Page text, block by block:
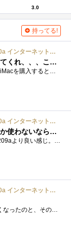
3.0
持ってる!
HP Photosmart Wireless B110a インターネット直接接続・無線対応・黒顔料・4色独立インク A4インクジェット複合機 CN248C#ABJ
そこのホースと針金を取ってくれ、、、これで次の街まで行けるだろ
2011年頃 AppleのサイトからiMacを購入すると、この複合機がタダ同然で手に入ったんです そのままつい昨日まで動いていました。 無線接続が怪し...
HP Photosmart Wireless B110a インターネット直接接続・無線対応・黒顔料・4色独立インク A4インクジェット複合機 CN248C#ABJ
圧倒的なコスパ。たまにしか使わないならこれで十分
HP Photosmart Wireless B110a インターネット直接接続・無線対応・黒顔料・4色独立インク A4インクジェット複合機 CN248C#ABJ
EPSONのプリンタの調子が悪くなったのと、そのインクセットを買うより安かったので購入